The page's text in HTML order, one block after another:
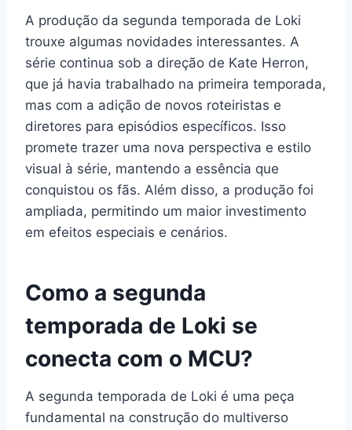
A produção da segunda temporada de Loki
trouxe algumas novidades interessantes. A
série continua sob a direção de Kate Herron,
que já havia trabalhado na primeira temporada,
mas com a adição de novos roteiristas e
diretores para episódios específicos. Isso
promete trazer uma nova perspectiva e estilo
visual à série, mantendo a essência que
conquistou os fãs. Além disso, a produção foi
ampliada, permitindo um maior investimento
em efeitos especiais e cenários.
Como a segunda
temporada de Loki se
conecta com o MCU?
A segunda temporada de Loki é uma peça
fundamental na construção do multiverso